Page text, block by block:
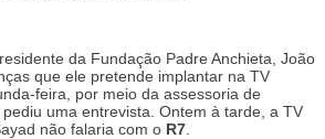
da Fundação Padre Anchieta, João
que ele pretende implantar na TV
feira, por meio da assessoria de
uma entrevista. Ontem à tarde, a TV
não falaria com o R7